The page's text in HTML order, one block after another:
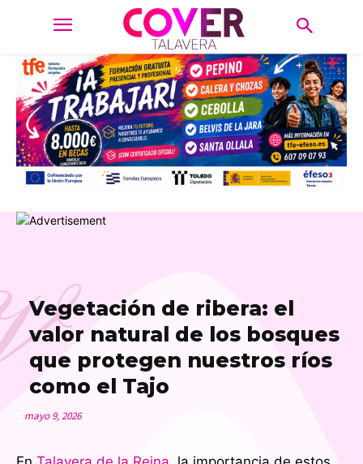
Vegetación de ribera: el
valor natural de los bosques
que protegen nuestros ríos
como el Tajo
mayo 9, 2026